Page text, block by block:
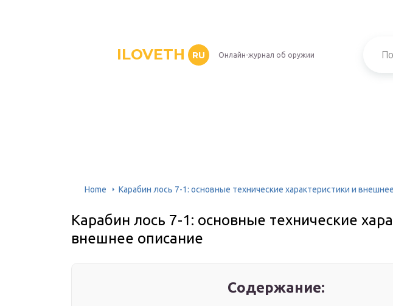
ILOVETH RU Онлайн-журнал об оружии
Home Карабин лось 7-1: основные технические характеристики и
Карабин лось 7-1: основные технические
внешнее описание
Содержание: